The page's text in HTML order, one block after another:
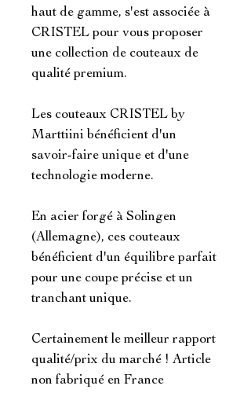
haut de gamme, s'est associée à
CRISTEL pour vous proposer
une collection de couteaux de
qualité premium.
Les couteaux CRISTEL by
Marttiini bénéficient d'un
savoir-faire unique et d'une
technologie moderne.
En acier forgé à Solingen
(Allemagne), ces couteaux
bénéficient d'un équilibre parfait
pour une coupe précise et un
tranchant unique.
Certainement le meilleur rapport
qualité/prix du marché ! Article
non fabriqué en France